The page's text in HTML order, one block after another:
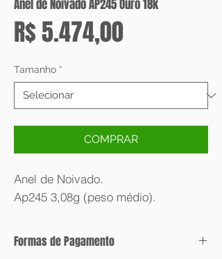
Anel de Noivado AP245 Ouro 18k
R$ 5.474,00Preço
Tamanho *
COMPRAR
Anel de Noivado.
Ap245 3,08g (peso médio).
Formas de Pagamento